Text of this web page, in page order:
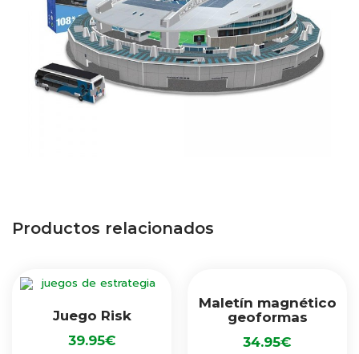
Productos relacionados
Juego Risk
39.95€
Maletín magnético
geoformas
34.95€